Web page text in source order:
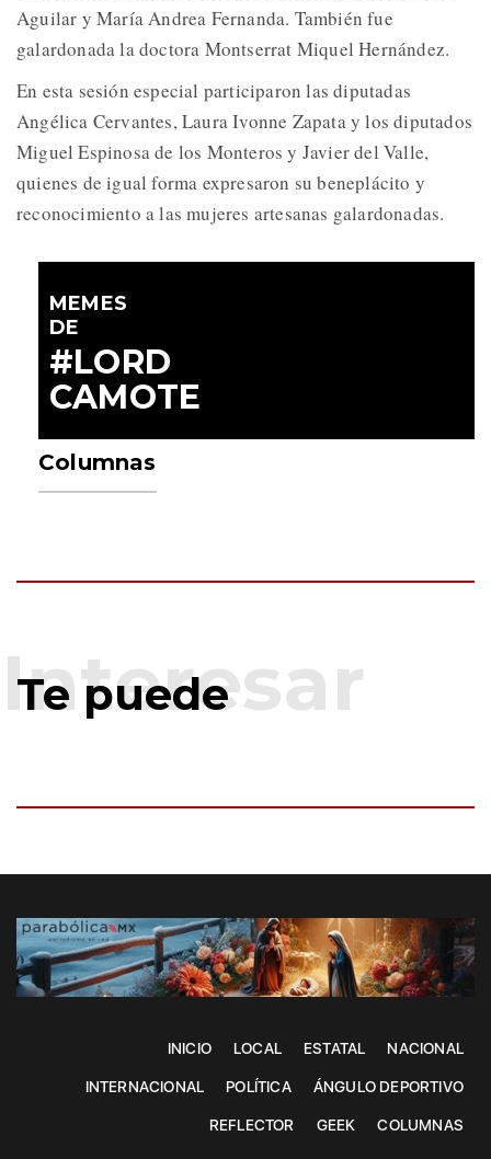
Aguilar y María Andrea Fernanda. También fue
galardonada la doctora Montserrat Miquel Hernández.
En esta sesión especial participaron las diputadas
Angélica Cervantes, Laura Ivonne Zapata y los diputados
Miguel Espinosa de los Monteros y Javier del Valle,
quienes de igual forma expresaron su beneplácito y
reconocimiento a las mujeres artesanas galardonadas.
MEMES
DE
#LORD
CAMOTE
Columnas
Te puede
INICIO LOCAL ESTATAL NACIONAL
INTERNACIONAL POLÍTICA ÁNGULO DEPORTIVO
REFLECTOR GEEK COLUMNAS